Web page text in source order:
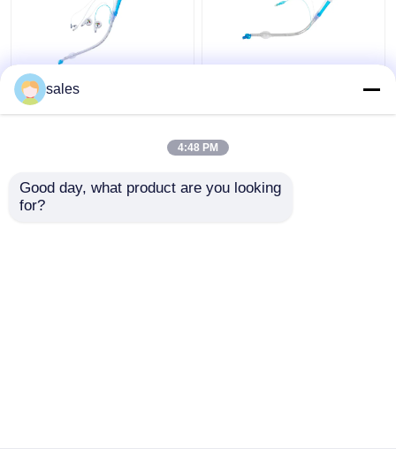
आईसीयू डबल लुमेन कफ्ड
ट्रेकियोस्टोमी ट्यूब ट्रेकिआ
sales
4:48 PM
Good day, what product are you looking
for?